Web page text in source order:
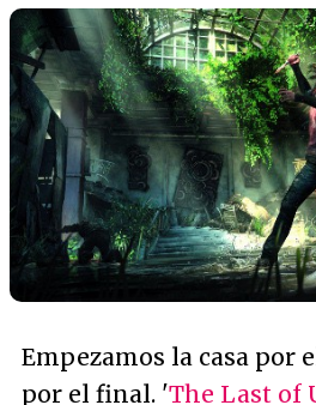
Empezamos la casa por
por el final. 'The Last of